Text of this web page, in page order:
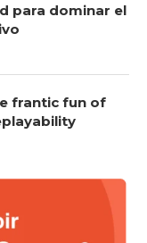
para dominar el
frantic fun of